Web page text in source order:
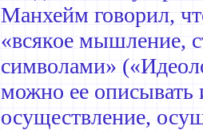
Манхейм говорил,
«всякое мышление,
символами»
можно ее описывать
осуществление,